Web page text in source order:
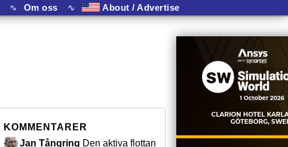
∿ Om oss ∿ About / Advertise
KOMMENTARER
Jan Tångring Den aktiva flottan